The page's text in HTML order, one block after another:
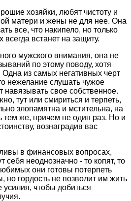
хозяйки, любят чистоту и
матери и жены не для нее. Она
все, что накипело, но только
встанет на защиту.
мужского внимания, она не
по этому поводу, хотя
из самых негативных черт
нежелание слушать чужое
навязывать свое собственное.
тут или смириться и терпеть,
злопамятна и мстительна, на
тем же, причем не один раз. Но и
вознаградив вас
в финансовых вопросах,
себя неоднозначно - то копят, то
они готовы потерпеть
но гордость не позволит им жить
чтобы добиться